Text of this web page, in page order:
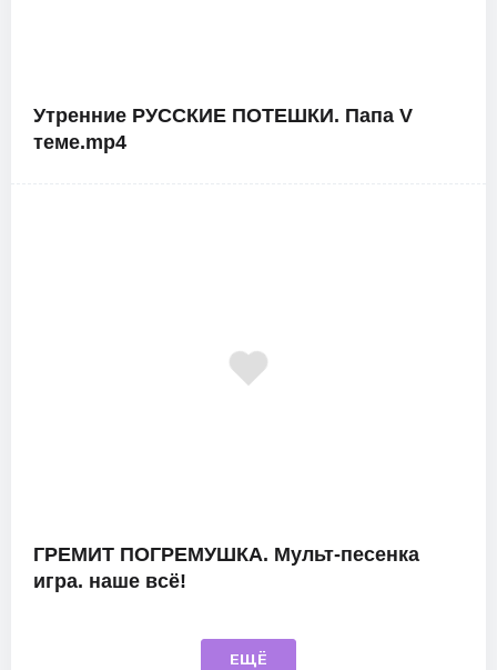
Утренние РУССКИЕ ПОТЕШКИ. Папа V
теме.mp4
ГРЕМИТ ПОГРЕМУШКА. Мульт-песенка
игра. наше всё!
ЕЩЁ